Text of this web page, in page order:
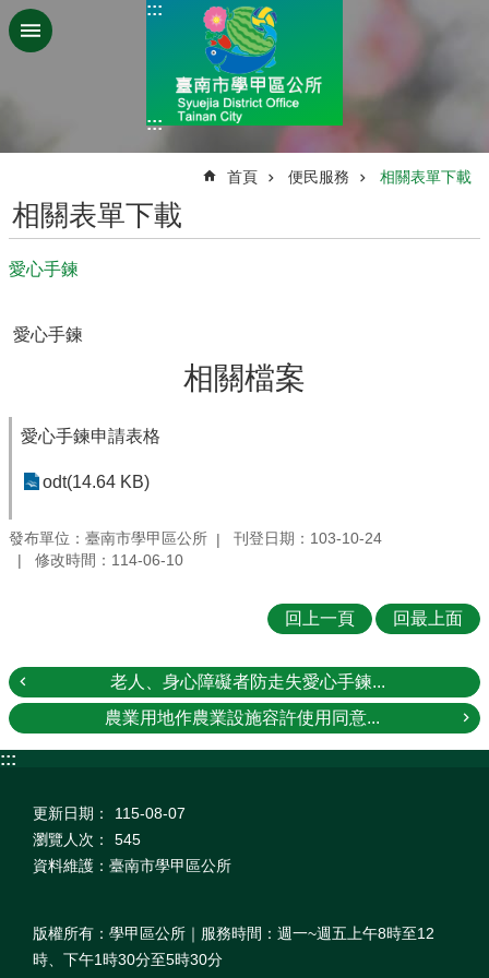
跳到主要內容區塊
:::
:::
首頁 便民服務 相關表單下載
相關表單下載
愛心手鍊
愛心手鍊
相關檔案
愛心手鍊申請表格
odt(14.64 KB)
發布單位：臺南市學甲區公所
刊登日期：103-10-24
修改時間：114-06-10
回上一頁 回最上面
老人、身心障礙者防走失愛心手鍊...
農業用地作農業設施容許使用同意...
:::
更新日期：
115-08-07
瀏覽人次：
545
資料維護：臺南市學甲區公所
版權所有：學甲區公所｜服務時間：週一~週五上午8時至12
時、下午1時30分至5時30分